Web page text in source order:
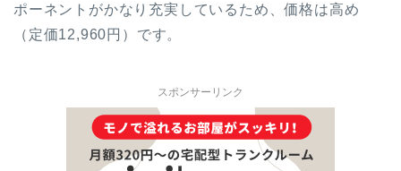
ポーネントがかなり充実しているため、価格は高め
（定価12,960円）です。
スポンサーリンク